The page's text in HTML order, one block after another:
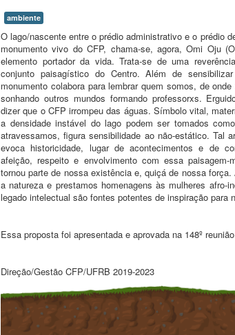
ambiente
O lago/nascente entre o prédio administrativo e o prédio
monumento vivo do CFP, chama-se, agora, Omi Oju
elemento portador da vida. Trata-se de uma
conjunto paisagístico do Centro. Além de
monumento colabora para lembrar quem somos, de
sonhando outros mundos formando professorxs.
dizer que o CFP irrompeu das águas. Símbolo vital,
a densidade instável do lago podem ser tomados
atravessamos, figura sensibilidade ao não-estático. Tal
evoca historicidade, lugar de acontecimentos e de
afeição, respeito e envolvimento com essa
tornou parte de nossa existência e, quiçá de nossa
a natureza e prestamos homenagens às mulheres afro-
legado intelectual são fontes potentes de inspiração
Essa proposta foi apresentada e aprovada na 148º
Direção/Gestão CFP/UFRB 2019-2023